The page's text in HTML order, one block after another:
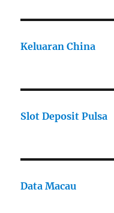
Keluaran China
Slot Deposit Pulsa
Data Macau